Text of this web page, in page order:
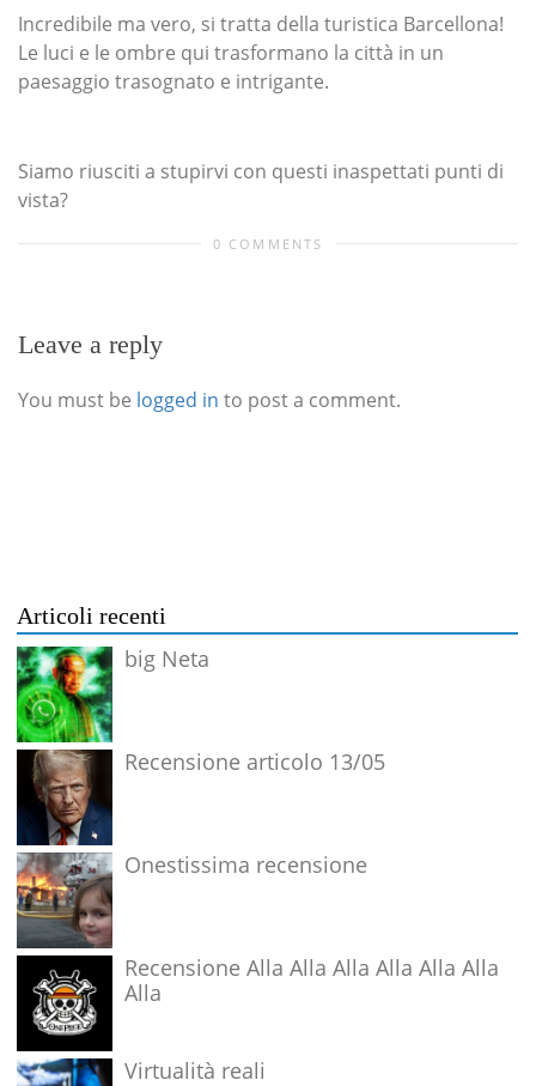
Incredibile ma vero, si tratta della turistica Barcellona!
Le luci e le ombre qui trasformano la città in un
paesaggio trasognato e intrigante.
Siamo riusciti a stupirvi con questi inaspettati punti di
vista?
0 COMMENTS
Leave a reply
You must be logged in to post a comment.
Articoli recenti
big Neta
Recensione articolo 13/05
Onestissima recensione
Recensione Alla Alla Alla Alla Alla Alla
Alla
Virtualità reali